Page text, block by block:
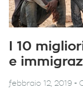
I 10
e
febbraio 12, 2019 -